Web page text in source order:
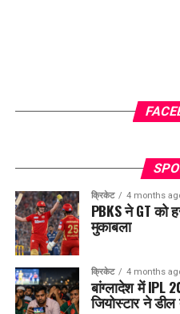
क्रिकेट 4 months
PBKS ने GT को
मुकाबला
क्रिकेट 4 months
बांग्लादेश में IPL
जियोस्टार ने